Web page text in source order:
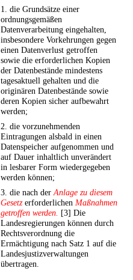
1. die Grundsätze einer
ordnungsgemäßen
Datenverarbeitung eingehalten,
insbesondere Vorkehrungen gegen
einen Datenverlust getroffen
sowie die erforderlichen Kopien
der Datenbestände mindestens
tagesaktuell gehalten und die
originären Datenbestände sowie
deren Kopien sicher aufbewahrt
werden;
2. die vorzunehmenden
Eintragungen alsbald in einen
Datenspeicher aufgenommen und
auf Dauer inhaltlich unverändert
in lesbarer Form wiedergegeben
werden können;
3. die nach derAnlage zu diesem
Gesetzerforderlichen Maßnahmen
getroffen werden. [3] Die
Landesregierungen können durch
Rechtsverordnung die
Ermächtigung nach Satz 1 auf die
Landesjustizverwaltungen
übertragen.